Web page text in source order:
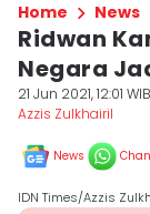
Home News
Ridwan
Negara
21 Jun 2021, 12:01 WIB
Azzis Zulkhairil
News
IDN Times/Azzis